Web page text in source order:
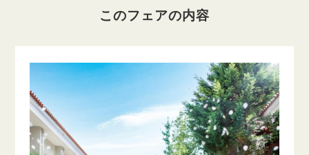
このフェアの内容